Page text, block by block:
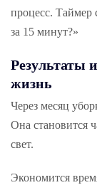
процесс. Таймер
за 15 минут?»
Результаты
жизнь
Через месяц
Она становится
свет.
Экономится